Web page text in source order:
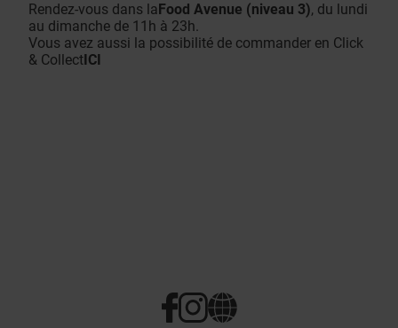
Rendez-vous dans la Food Avenue (niveau 3), du lundi
au dimanche de 11h à 23h.
Vous avez aussi la possibilité de commander en Click
& Collect ICI